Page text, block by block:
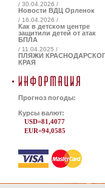
/ 30.04.2026 /
Новости ВДЦ Орленок
/ 16.04.2026 /
Как в детском центре
защитили детей от атак
БПЛА
/ 11.04.2025 /
ПЛЯЖИ
КРАЯ
Прогноз погоды:
Курсы валют:
USD=81,4077
EUR=94,0585